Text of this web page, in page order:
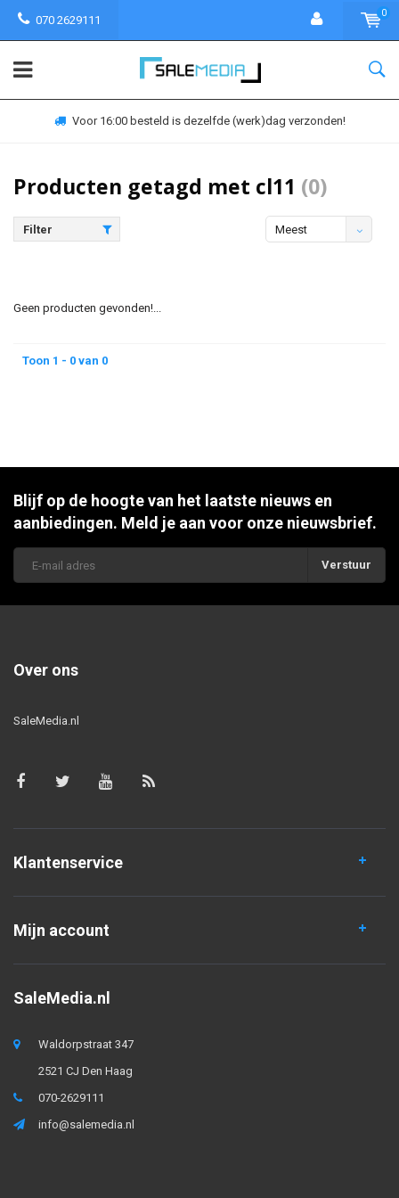
070 2629111
0
Voor 16:00 besteld is dezelfde (werk)dag verzonden!
Producten getagd met cl11 (0)
Filter
Meest
Geen producten gevonden!...
Toon 1 - 0 van 0
Blijf op de hoogte van het laatste nieuws en
aanbiedingen. Meld je aan voor onze nieuwsbrief.
Verstuur
Over ons
SaleMedia.nl
Klantenservice
Mijn account
SaleMedia.nl
Waldorpstraat 347
2521 CJ Den Haag
070-2629111
info@salemedia.nl